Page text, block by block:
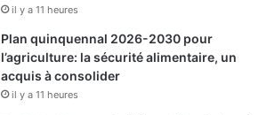
il y a 11 heures
Plan quinquennal 2026-2030 pour
l’agriculture: la sécurité alimentaire, un
acquis à consolider
il y a 11 heures